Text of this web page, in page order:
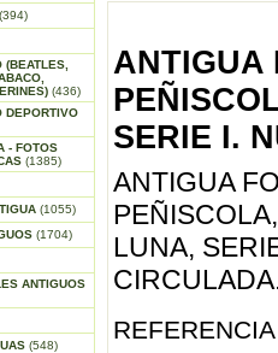
(394)
(BEATLES,
(436)
DEPORTIVO
- FOTOS
(1385)
(1055)
(1704)
ANTIGUOS
(548)
ANTIGUA
SERIE I.
ANTIGUA
LUNA,